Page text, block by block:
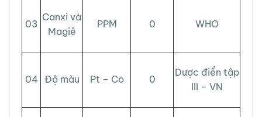
03
Canxi và
Magiê
PPM 0 WHO
04 Độ màu Pt – Co 0
Dược điển tập
III – VN